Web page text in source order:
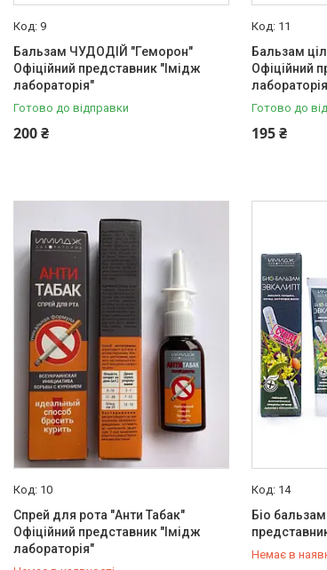
Доставка та оплата
9
Бальзам ЧУДОДІЙ "Геморон"
Офіційний представник "Імідж
лабораторія"
Готово до відправки
200 ₴
11
Бальзам
Офіційний
Готово до
195 ₴
10
Спрей для рота "Анти Табак"
Офіційний представник "Імідж
лабораторія"
14
Біо
Немає в